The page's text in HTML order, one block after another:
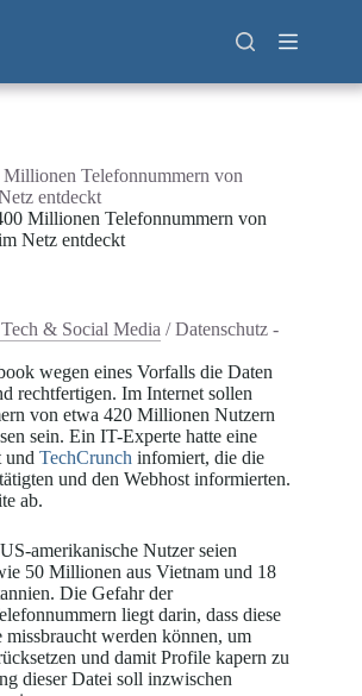
Telefonnummern von
entdeckt
Millionen Telefonnummern von
Netz entdeckt
& Social Media /Datenschutz -
wegen eines Vorfalls die Daten
rechtfertigen. Im Internet sollen
von etwa 420 Millionen Nutzern
sein. Ein IT-Experte hatte eine
und TechCrunch infomiert, die die
und den Webhost informierten.
ab.
amerikanische Nutzer seien
50 Millionen aus Vietnam und 18
Die Gefahr der
liegt darin, dass diese
werden können, um
und damit Profile kapern zu
dieser Datei soll inzwischen